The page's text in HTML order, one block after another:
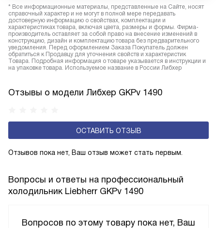
* Все информационные материалы, представленные на Сайте, носят
справочный характер и не могут в полной мере передавать
достоверную информацию о свойствах, комплектации и
характеристиках товара, включая цвета, размеры и формы. Фирма-
производитель оставляет за собой право на внесение изменений в
конструкцию, дизайн и комплектацию товара без предварительного
уведомления. Перед оформлением Заказа Покупатель должен
обратиться к Продавцу для уточнения свойств и характеристик
Товара. Подробная информация о товаре указывается в инструкции и
на упаковке товара. Используемое название в России Либхер
Отзывы о модели Либхер GKPv 1490
ОСТАВИТЬ ОТЗЫВ
Отзывов пока нет, Ваш отзыв может стать первым.
Вопросы и ответы на профессиональный
холодильник Liebherr GKPv 1490
Вопросов по этому товару пока нет, Ваш